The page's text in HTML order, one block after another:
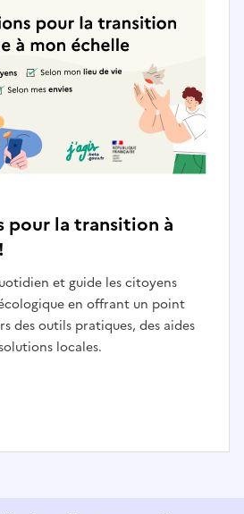
pour la transition à
et guide les citoyens
en offrant un point
des outils pratiques, des aides
locales.